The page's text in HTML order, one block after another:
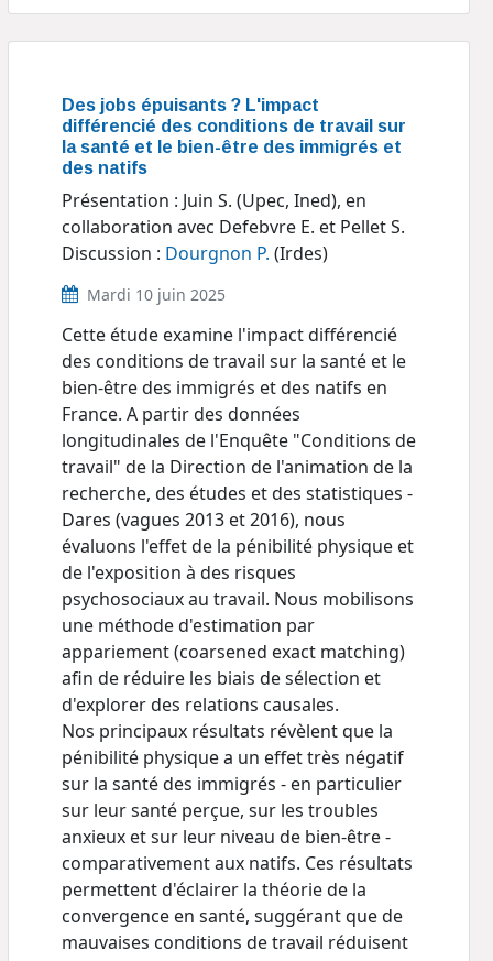
Des jobs épuisants ? L'impact
différencié des conditions de travail sur
la santé et le bien-être des immigrés et
des natifs
Présentation : Juin S. (Upec, Ined), en
collaboration avec Defebvre E. et Pellet S.
Discussion : Dourgnon P. (Irdes)
Mardi 10 juin 2025
Cette étude examine l'impact différencié
des conditions de travail sur la santé et le
bien-être des immigrés et des natifs en
France. A partir des données
longitudinales de l'Enquête "Conditions de
travail" de la Direction de l'animation de la
recherche, des études et des statistiques -
Dares (vagues 2013 et 2016), nous
évaluons l'effet de la pénibilité physique et
de l'exposition à des risques
psychosociaux au travail. Nous mobilisons
une méthode d'estimation par
appariement (coarsened exact matching)
afin de réduire les biais de sélection et
d'explorer des relations causales.
Nos principaux résultats révèlent que la
pénibilité physique a un effet très négatif
sur la santé des immigrés - en particulier
sur leur santé perçue, sur les troubles
anxieux et sur leur niveau de bien-être -
comparativement aux natifs. Ces résultats
permettent d'éclairer la théorie de la
convergence en santé, suggérant que de
mauvaises conditions de travail réduisent